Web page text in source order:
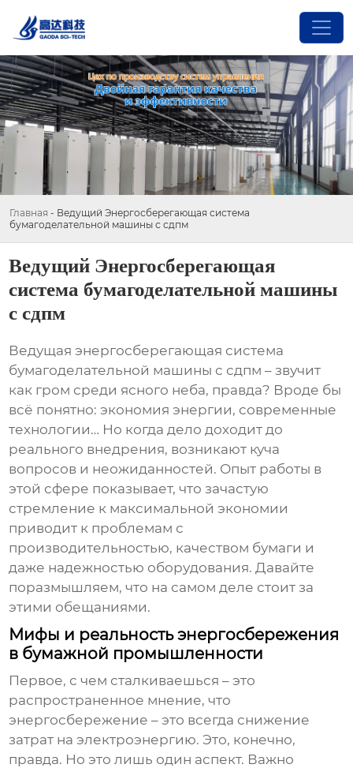
Главная - Ведущий Энергосберегающая система
бумагоделательной машины с сдпм
Ведущий Энергосберегающая
система бумагоделательной машины
с сдпм
Ведущая энергосберегающая система
бумагоделательной машины с сдпм – звучит
как гром среди ясного неба, правда? Вроде бы
всё понятно: экономия энергии, современные
технологии… Но когда дело доходит до
реального внедрения, возникают куча
вопросов и неожиданностей. Опыт работы в
этой сфере показывает, что зачастую
стремление к максимальной экономии
приводит к проблемам с
производительностью, качеством бумаги и
даже надежностью оборудования. Давайте
поразмышляем, что на самом деле стоит за
этими обещаниями.
Мифы и реальность энергосбережения
в бумажной промышленности
Первое, с чем сталкиваешься – это
распространенное мнение, что
энергосбережение – это всегда снижение
затрат на электроэнергию. Это, конечно,
правда. Но это лишь один аспект. Важно